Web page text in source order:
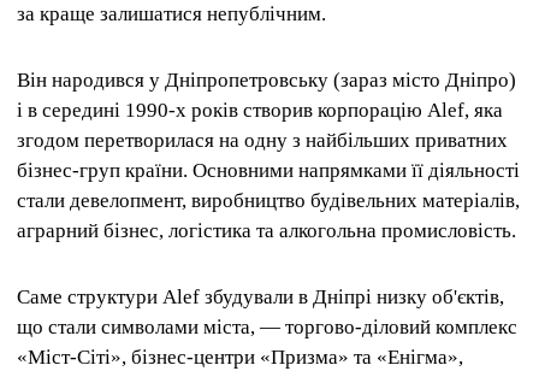
за краще залишатися непублічним.
Він народився у Дніпропетровську (зараз місто Дніпро)
і в середині 1990-х років створив корпорацію Alef, яка
згодом перетворилася на одну з найбільших приватних
бізнес-груп країни. Основними напрямками її діяльності
стали девелопмент, виробництво будівельних матеріалів,
аграрний бізнес, логістика та алкогольна промисловість.
Саме структури Alef збудували в Дніпрі низку об'єктів,
що стали символами міста, — торгово-діловий комплекс
«Міст-Сіті», бізнес-центри «Призма» та «Енігма»,